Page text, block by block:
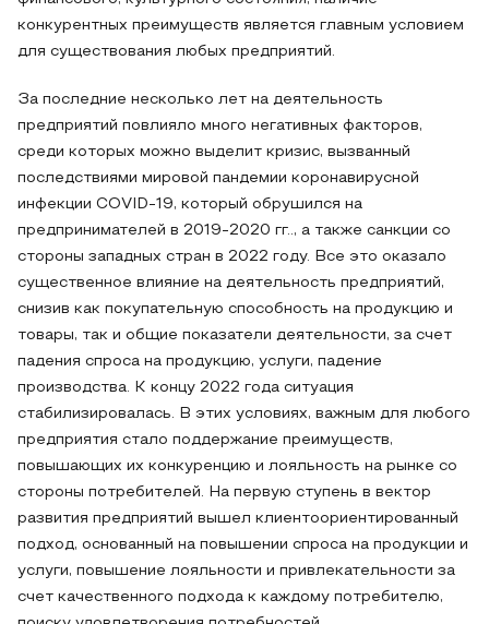
конкурентных преимуществ является главным условием
для существования любых предприятий.
За последние несколько лет на деятельность
предприятий повлияло много негативных факторов,
среди которых можно выделит кризис, вызванный
последствиями мировой пандемии коронавирусной
инфекции COVID-19, который обрушился на
предпринимателей в 2019-2020 гг.., а также санкции со
стороны западных стран в 2022 году. Все это оказало
существенное влияние на деятельность предприятий,
снизив как покупательную способность на продукцию и
товары, так и общие показатели деятельности, за счет
падения спроса на продукцию, услуги, падение
производства. К концу 2022 года ситуация
стабилизировалась. В этих условиях, важным для любого
предприятия стало поддержание преимуществ,
повышающих их конкуренцию и лояльность на рынке со
стороны потребителей. На первую ступень в вектор
развития предприятий вышел клиентоориентированный
подход, основанный на повышении спроса на продукции и
услуги, повышение лояльности и привлекательности за
счет качественного подхода к каждому потребителю,